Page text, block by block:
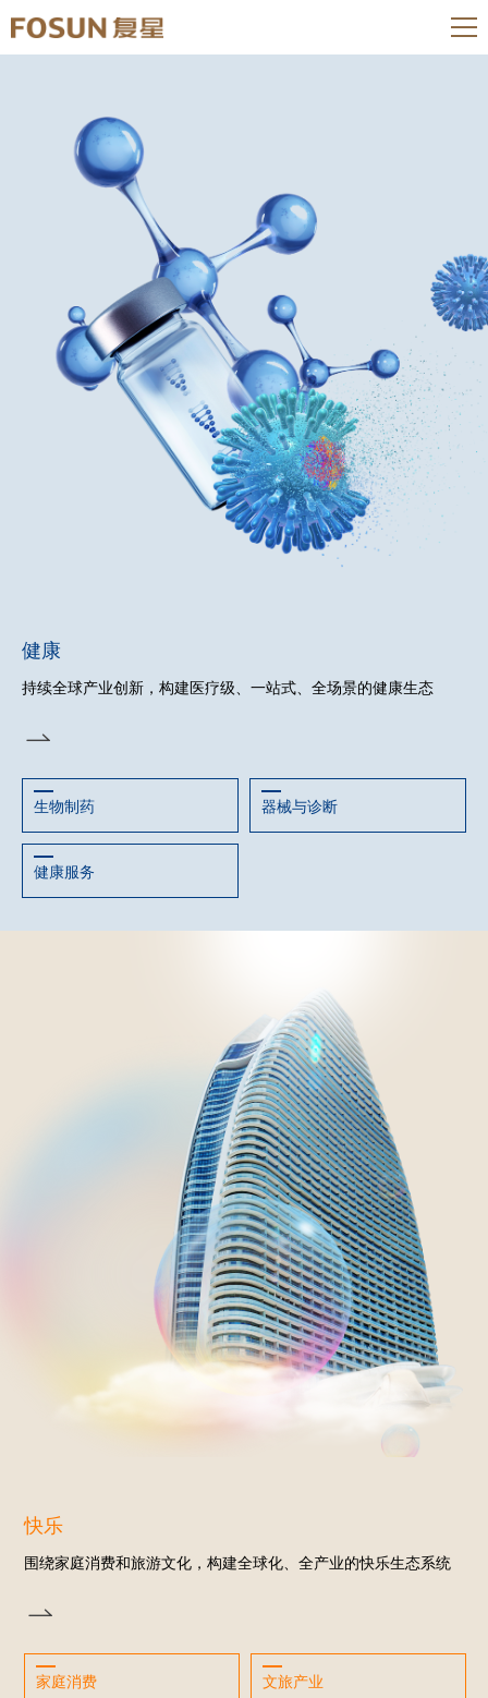
健康
持续全球产业创新，构建医疗级、一站式、全场景的健康生态
生物制药 器械与诊断
健康服务
快乐
围绕家庭消费和旅游文化，构建全球化、全产业的快乐生态系统
家庭消费 文旅产业